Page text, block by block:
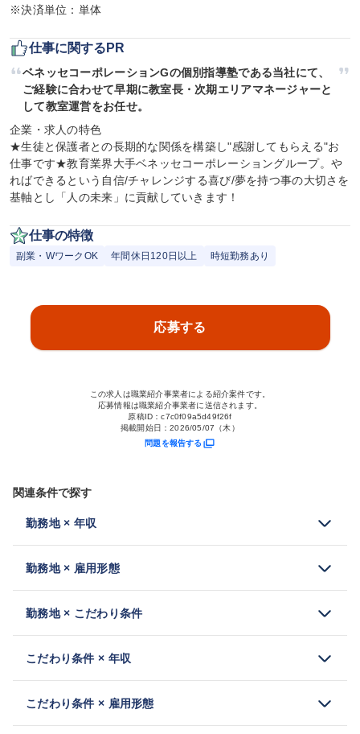
※決済単位：単体
仕事に関するPR
ベネッセコーポレーションGの個別指導塾である当社にて、
ご経験に合わせて早期に教室長・次期エリアマネージャーと
して教室運営をお任せ。
企業・求人の特色
★生徒と保護者との長期的な関係を構築し"感謝してもらえる"お
仕事です★教育業界大手ベネッセコーポレーショングループ。や
ればできるという自信/チャレンジする喜び/夢を持つ事の大切さを
基軸とし「人の未来」に貢献していきます！
仕事の特徴
副業・WワークOK 年間休日120日以上 時短勤務あり
応募する
この求人は職業紹介事業者による紹介案件です。
応募情報は職業紹介事業者に送信されます。
原稿ID：c7c0f09a5d49f26f
掲載開始日：2026/05/07（木）
問題を報告する
関連条件で探す
勤務地 × 年収
勤務地 × 雇用形態
勤務地 × こだわり条件
こだわり条件 × 年収
こだわり条件 × 雇用形態